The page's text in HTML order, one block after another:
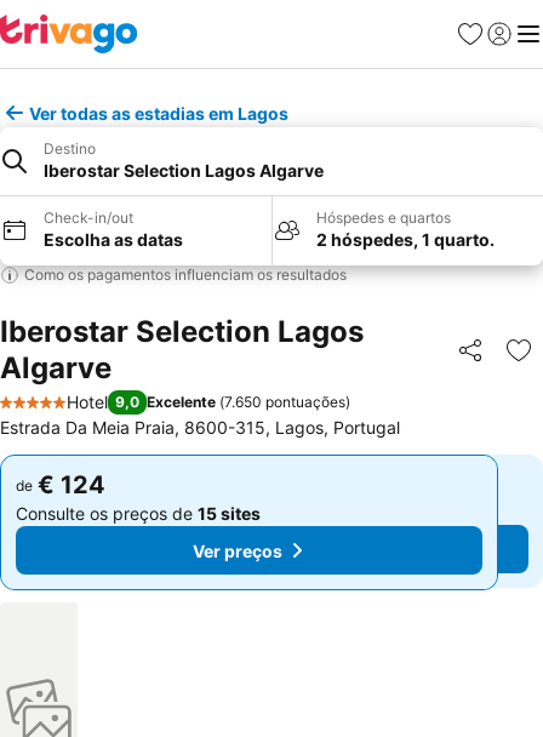
Favoritos
Iniciar
Ver todas as estadias em Lagos
Destino
Iberostar Selection Lagos Algarve
Check-in/out
Escolha as datas
Hóspedes e quartos
2 hóspedes, 1 quarto.
Como os pagamentos influenciam os resultados
Iberostar Selection Lagos
Algarve
Partilhar
5 Estrelas
Hotel 9,0 Excelente (7.650 pontuações)
Estrada Da Meia Praia, 8600-315, Lagos, Portugal
de € 124
Consulte os preços de 15 sites
Ver preços
de € 124
Consulte os preços de 15 sites
Ver preços